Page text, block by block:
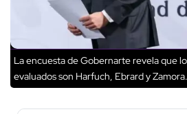
La encuesta de Gobernarte revela que
evaluados son Harfuch, Ebrard y Zamora.